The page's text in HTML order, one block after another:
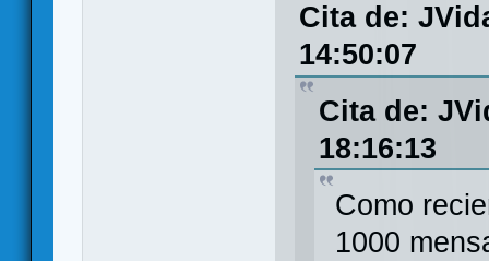
Cita de:
14:50:07
Cita de:
18:16:13
Como
1000